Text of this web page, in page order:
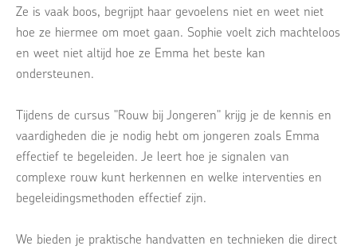
Ze is vaak boos, begrijpt haar gevoelens niet en weet niet
hoe ze hiermee om moet gaan. Sophie voelt zich machteloos
en weet niet altijd hoe ze Emma het beste kan
ondersteunen.
Tijdens de cursus "Rouw bij Jongeren" krijg je de kennis en
vaardigheden die je nodig hebt om jongeren zoals Emma
effectief te begeleiden. Je leert hoe je signalen van
complexe rouw kunt herkennen en welke interventies en
begeleidingsmethoden effectief zijn.
We bieden je praktische handvatten en technieken die direct